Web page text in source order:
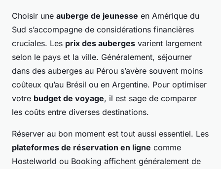
Choisir une auberge de jeunesse en Amérique du
Sud s’accompagne de considérations financières
cruciales. Les prix des auberges varient largement
selon le pays et la ville. Généralement, séjourner
dans des auberges au Pérou s’avère souvent moins
coûteux qu’au Brésil ou en Argentine. Pour optimiser
votre budget de voyage, il est sage de comparer
les coûts entre diverses destinations.
Réserver au bon moment est tout aussi essentiel. Les
plateformes de réservation en ligne comme
Hostelworld ou Booking affichent généralement de